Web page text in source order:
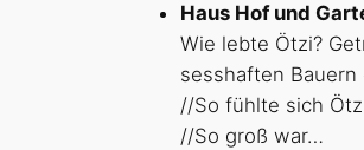
Haus Hof und
Wie lebte Ötzi?
sesshaften
//So fühlte sich
//So groß war…